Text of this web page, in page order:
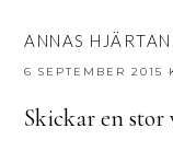
ANNAS HJÄRTAN
6 SEPTEMBER 2015
Skickar en